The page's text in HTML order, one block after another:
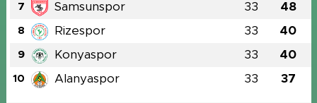
7 Samsunspor 33 48
8 Rizespor 33 40
9 Konyaspor 33 40
10 Alanyaspor 33 37